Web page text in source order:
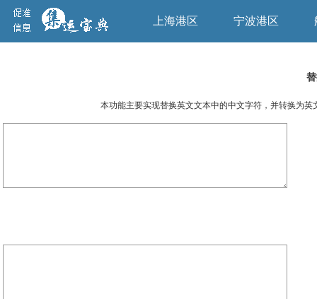
上海港区 宁波港区
本功能主要实现替换英文文本中的中文字符，并转换为